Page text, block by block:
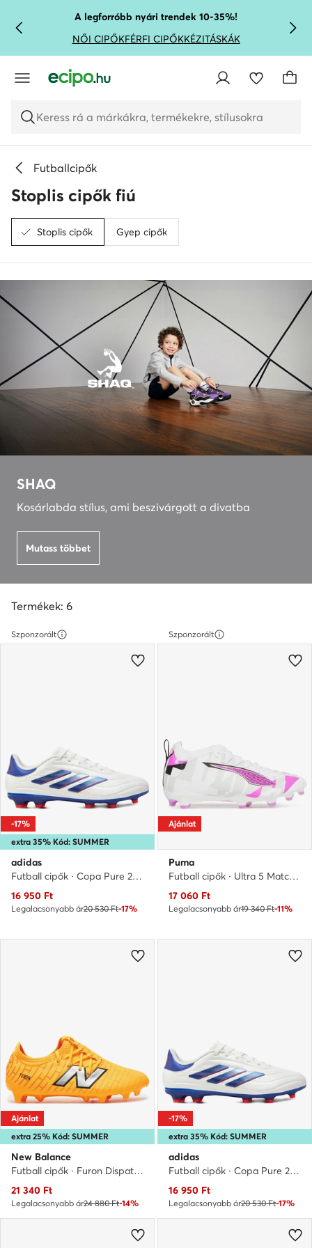
UGRÁS A FŐ TARTALOMRA
UGRÁS A KERESÉSHEZA legforróbb nyári trendek 10-35%!
NŐI CIPŐKFÉRFI CIPŐKKÉZITÁSKÁK
Keress rá a márkákra, termékekre, stílusokra
Futballcipők
Stoplis cipők fiú
Stoplis cipők Gyep cipők
SHAQ
Kosárlabda stílus, ami beszivárgott a divatba
Mutass többet
Termékek: 6
Szponzorált
extra 35% Kód: SUMMER
-17%
adidas
Futball cipők · Copa Pure 2 League FG IG6411 · Fehér
Aktuális ár
16 950 Ft
Legalacsonyabb ár20 530 Ft-17%
Szponzorált
Ajánlat
Puma
Futball cipők · Ultra 5 Match Forever Fg/Ag Jr 108413 01 · Fehér
Aktuális ár
17 060 Ft
Legalacsonyabb ár19 340 Ft-11%
extra 25% Kód: SUMMER
Ajánlat
New Balance
Futball cipők · Furon Dispatch Junior Fg V7+ SJF3FZ75 · Sárga
Aktuális ár
21 340 Ft
Legalacsonyabb ár24 880 Ft-14%
extra 35% Kód: SUMMER
-17%
adidas
Futball cipők · Copa Pure 2 League FG IG6411 · Fehér
Aktuális ár
16 950 Ft
Legalacsonyabb ár20 530 Ft-17%